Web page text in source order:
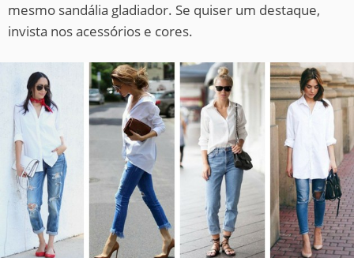
mesmo sandália gladiador. Se quiser um destaque,
invista nos acessórios e cores.